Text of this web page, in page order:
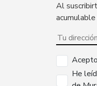
Al
He